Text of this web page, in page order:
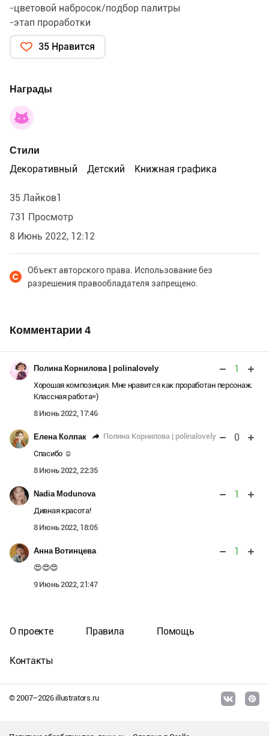
-цветовой набросок/подбор палитры
-этап проработки
-законченная иллюстрация
35 Нравится
Награды
Стили
Декоративный
Детский Книжная графика
35 Лайков1
731 Просмотр
8 Июнь 2022, 12:12
Объект авторского права. Использование без
разрешения правообладателя запрещено.
Комментарии 4
Полина Корнилова | polinalovely 1
Хорошая композиция. Мне нравится как проработан персонаж.
Классная работа=)
8 Июнь 2022, 17:46
Елена Колпак Полина Корнилова | polinalovely 0
Спасибо ☺️
8 Июнь 2022, 22:35
Nadia Modunova 1
Дивная красота!
8 Июнь 2022, 18:05
Анна Вотинцева 1
😍😍😍
9 Июнь 2022, 21:47
© 2007–2026illustrators.ru
О проекте Правила Помощь
Контакты